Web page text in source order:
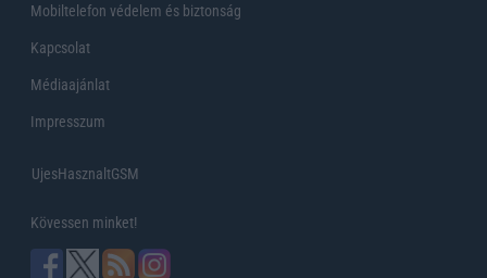
Mobiltelefon védelem és biztonság
Kapcsolat
Médiaajánlat
Impresszum
UjesHasznaltGSM
Kövessen minket!